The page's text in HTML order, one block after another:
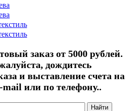
заказ от 5000 рублей.
дождитесь
и выставление счета на
или по телефону..